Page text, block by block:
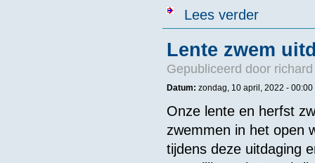
Lees verderover ONK
Lente zwem
Gepubliceerd door
Datum: zondag, 10 april, 2022 - 00:00
Onze lente en herfst
zwemmen in het open
tijdens deze uitdaging